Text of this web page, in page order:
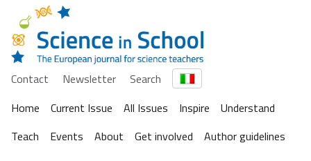
Contact Newsletter
Search
Home
Current Issue All Issues Inspire
Understand
Teach
Events About Get involved Author guidelines